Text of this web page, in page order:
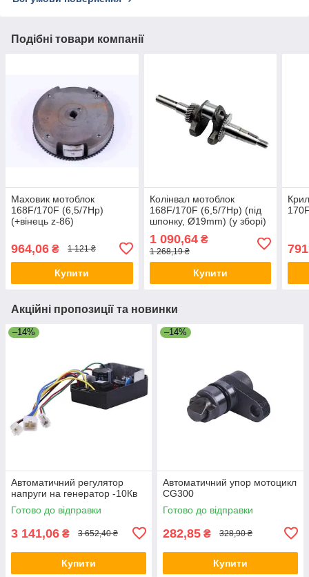
Подібні товари компанії
Маховик мотоблок
168F/170F (6,5/7Hp)
(+вінець z-86)
964,06 ₴ 1 121 ₴
Купити
Колінвал мотоблок
168F/170F (6,5/7Hp) (під
шпонку, Ø19mm) (у зборі)
1 090,64₴
1 268,19 ₴
Купити
Акційні пропозиції та новинки
–14%
Автоматичний регулятор
напруги на генератор -10Кв
Готово до відправки
3 141,06 ₴ 3 652,40 ₴
Купити
–14%
Автоматичний упор мотоцикл
CG300
Готово до відправки
282,85 ₴ 328,90 ₴
Купити